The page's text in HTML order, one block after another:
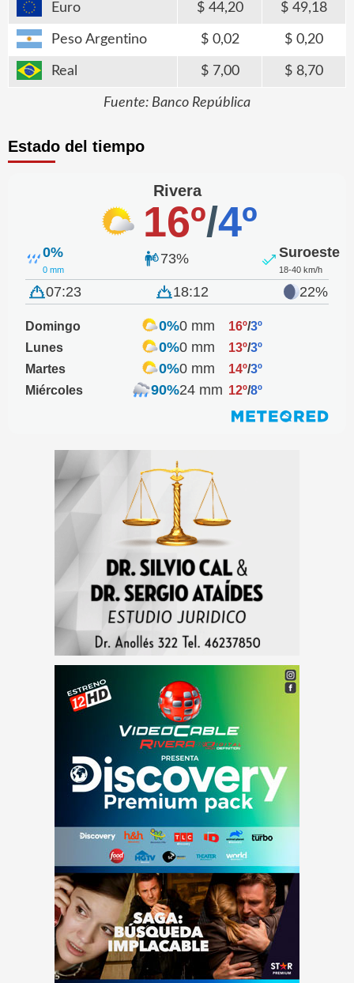
Euro 44,20 49,18
Peso Argentino 0,02 0,20
Real 7,00 8,70
Fuente: Banco República
Estado del tiempo
Rivera
16º/4º
0%
0 mm
73% Suroeste
18-40 km/h
07:23 18:12 22%
Domingo 0%0 mm 16º/3º
Lunes
0%0 mm 13º/3º
Martes
0%0 mm 14º/3º
Miércoles
90%24 mm 12º/8º